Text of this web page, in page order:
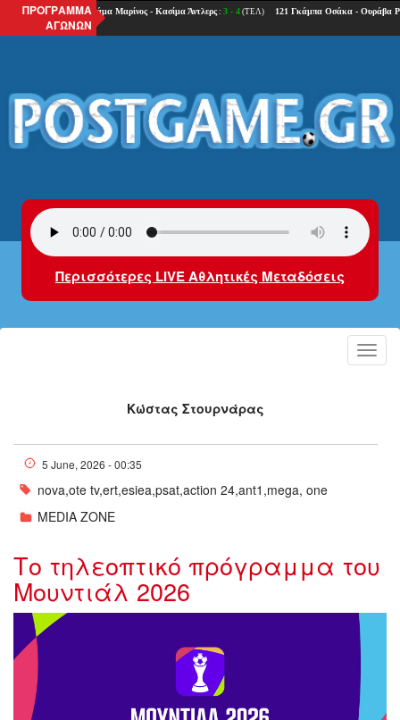
ΠΡΟΓΡΑΜΜΑ
ΑΓΩΝΩΝ
Περισσότερες LIVE Αθλητικές Μεταδόσεις
Κώστας Στουρνάρας
5 June, 2026 - 00:35
nova,ote tv,ert,esiea,psat,action 24,ant1,mega, one
MEDIA ZONE
Tο τηλεοπτικό πρόγραμμα του
Μουντιάλ 2026
Mundial2026-ezgif.com-crop.jpg